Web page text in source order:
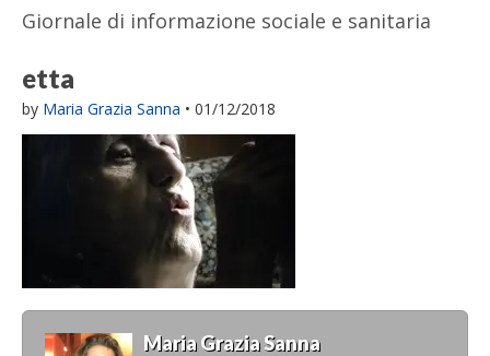
SocialNews
Giornale di informazione sociale e sanitaria
etta
by Maria Grazia Sanna • 01/12/2018
Maria Grazia Sanna